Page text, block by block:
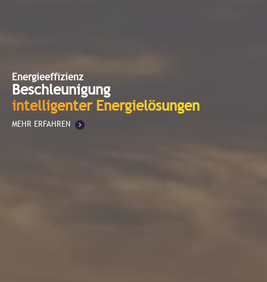
Energieeffizienz
Beschleunigung
intelligenter Energielösungen
MEHR ERFAHREN